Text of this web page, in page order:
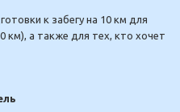
к забегу на 10 км для
км), а также для тех, кто хочет